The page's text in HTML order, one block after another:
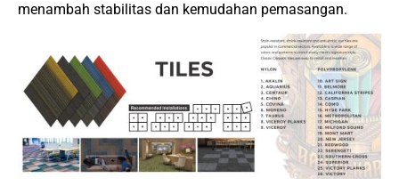
menambah stabilitas dan kemudahan pemasangan.